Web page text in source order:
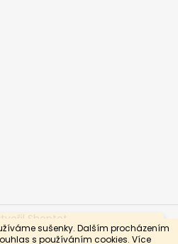
sušenky. Dalším procházením
s používáním cookies. Více
na Cake International, takže
v režimu dovolená.
Shoptet
KreatiF. Všechna práva